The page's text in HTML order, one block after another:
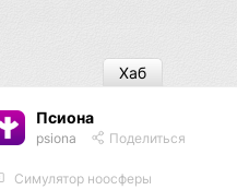
Псиона
psiona Поделиться
Cимулятор ноосферы
Хаб